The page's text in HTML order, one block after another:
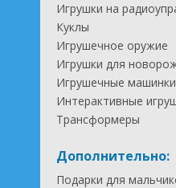
Игрушки на
Куклы
Игрушечное оружие
Игрушки для
Игрушечные машинки
Интерактивные
Трансформеры
Дополнительно:
Подарки для